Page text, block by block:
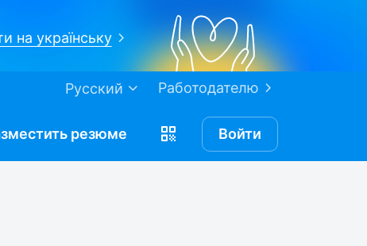
на українську
Работодателю
Русский
резюме Войти